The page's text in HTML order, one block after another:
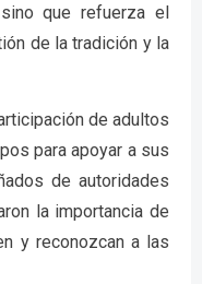
que refuerza el
de la tradición y la
de adultos
para apoyar a sus
de autoridades
la importancia de
y reconozcan a las